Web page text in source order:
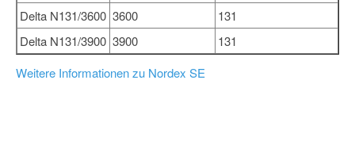
Delta N131/3600 3600
131
Delta N131/3900 3900
131
Weitere Informationen zu Nordex SE